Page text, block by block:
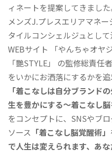
ィネートを提案してきました
メンズJ.プレスエリアマネ
タイルコンシェルジュとし
WEBサイト 「やんちゃオヤ
「艷STYLE」 の監修総責任
をいかにお洒落にするかを追
「着こなしは自分ブランド
生を豊かにする〜着こなし脳
をコンセプトに、SNSやブ
ソース 「着こなし脳覚醒術」
で人生は変えられます、あ